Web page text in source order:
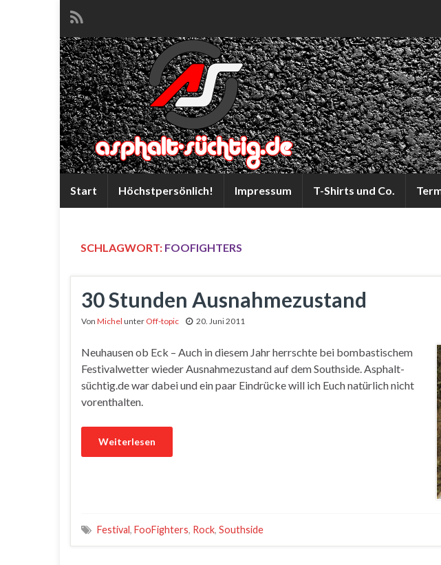
Start Höchstpersönlich! Impressum T-Shirts und Co.
SCHLAGWORT: FOOFIGHTERS
30 Stunden Ausnahmezustand
Von Michel unter Off-topic 20. Juni 2011
Neuhausen ob Eck – Auch in diesem Jahr herrschte bei bombastischem
Festivalwetter wieder Ausnahmezustand auf dem Southside. Asphalt-
süchtig.de war dabei und ein paar Eindrücke will ich Euch natürlich nicht
vorenthalten.
Weiterlesen
Festival, FooFighters, Rock, Southside